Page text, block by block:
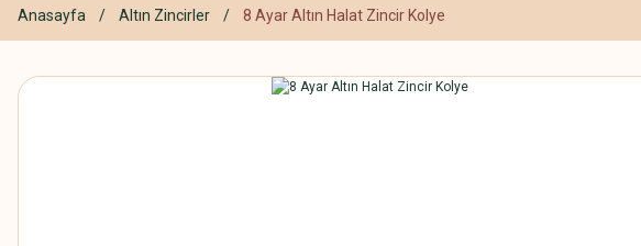
Anasayfa Altın Zincirler 8 Ayar Altın Halat Zincir Kolye